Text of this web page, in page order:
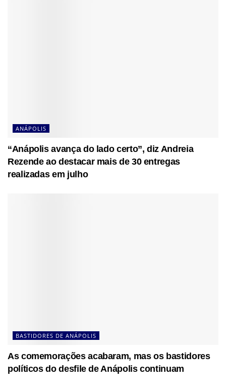
ANÁPOLIS
“Anápolis avança do lado certo”, diz Andreia
Rezende ao destacar mais de 30 entregas
realizadas em julho
BASTIDORES DE ANÁPOLIS
As comemorações acabaram, mas os bastidores
políticos do desfile de Anápolis continuam